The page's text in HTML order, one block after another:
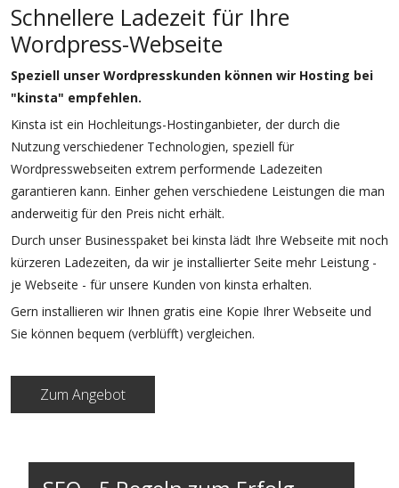
Schnellere Ladezeit für Ihre
Wordpress-Webseite
Speziell unser Wordpresskunden können wir Hosting bei
"kinsta" empfehlen.
Kinsta ist ein Hochleitungs-Hostinganbieter, der durch die
Nutzung verschiedener Technologien, speziell für
Wordpresswebseiten extrem performende Ladezeiten
garantieren kann. Einher gehen verschiedene Leistungen die man
anderweitig für den Preis nicht erhält.
Durch unser Businesspaket bei kinsta lädt Ihre Webseite mit noch
kürzeren Ladezeiten, da wir je installierter Seite mehr Leistung -
je Webseite - für unsere Kunden von kinsta erhalten.
Gern installieren wir Ihnen gratis eine Kopie Ihrer Webseite und
Sie können bequem (verblüfft) vergleichen.
Zum Angebot